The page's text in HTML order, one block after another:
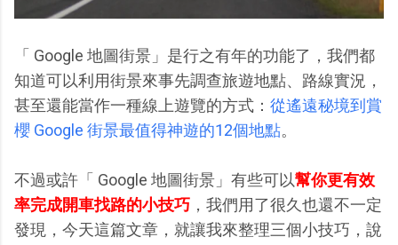
「 Google 地圖街景」是行之有年的功能了，我們都
知道可以利用街景來事先調查旅遊地點、路線實況，
甚至還能當作一種線上遊覽的方式： 從遙遠秘境到賞
櫻 Google 街景最值得神遊的12個地點。
不過或許「 Google 地圖街景」有些可以幫你更有效
率完成開車找路的小技巧 ，我們用了很久也還不一定
發現，今天這篇文章，就讓我來整理三個小技巧，說